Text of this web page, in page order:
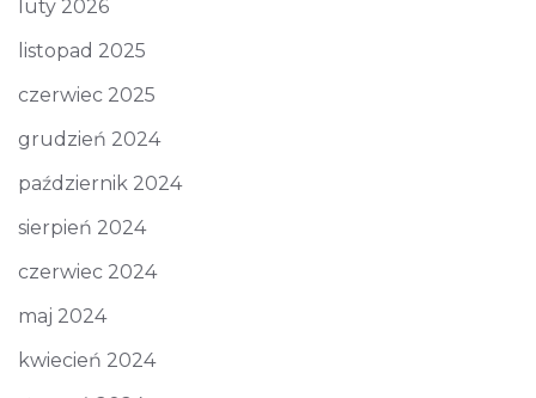
luty 2026
listopad 2025
czerwiec 2025
grudzień 2024
październik 2024
sierpień 2024
czerwiec 2024
maj 2024
kwiecień 2024